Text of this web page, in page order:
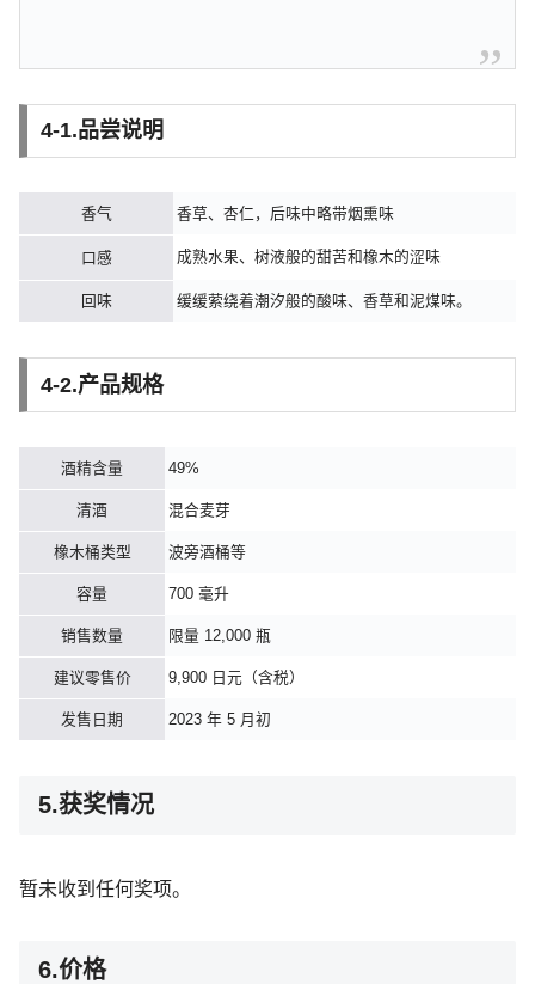
4-1.品尝说明
香气 香草、杏仁，后味中略带烟熏味
口感 成熟水果、树液般的甜苦和橡木的涩味
回味 缓缓萦绕着潮汐般的酸味、香草和泥煤味。
4-2.产品规格
酒精含量 49%
清酒 混合麦芽
橡木桶类型 波旁酒桶等
容量 700 毫升
销售数量 限量 12,000 瓶
建议零售价 9,900 日元（含税）
发售日期 2023 年 5 月初
5.获奖情况
暂未收到任何奖项。
6.价格